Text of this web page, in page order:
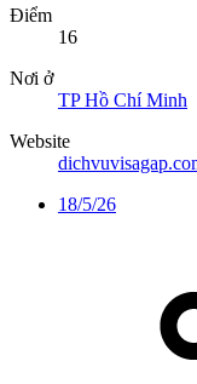
Điểm
16
Nơi ở
TP Hồ Chí Minh
Website
18/5/26